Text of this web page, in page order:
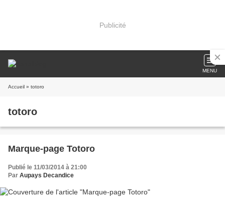
Publicité
MENU
Accueil » totoro
totoro
Marque-page Totoro
Publié le 11/03/2014 à 21:00
Par Aupays Decandice